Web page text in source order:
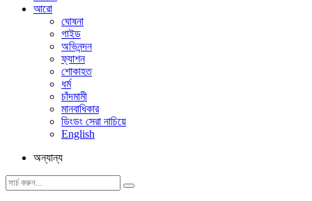
আরো
ঘোষনা
গাইড
অভিনন্দন
ফ্যাশন
শোকাহত
ধর্ম
চাঁদমামী
মানবাধিকার
ডিংডং সেরা নাচিয়ে
English
অন্যান্য